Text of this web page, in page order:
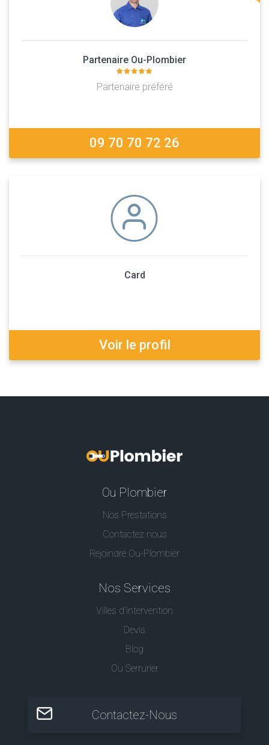
Partenaire Ou-Plombier
Partenaire préféré
09 70 70 72 26
Card
Voir le profil
Ou Plombier
Nos Prestations
Contactez nous
Rejoindre Ou-Plombier
Nos Services
Villes d'intervention
Devis
Blog
Ou Serrurier
Contactez-Nous